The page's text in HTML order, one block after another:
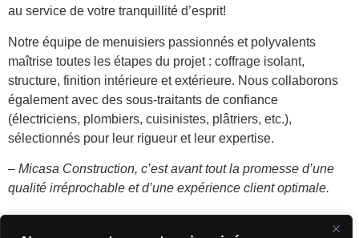
au service de votre tranquillité d’esprit!
Notre équipe de menuisiers passionnés et polyvalents
maîtrise toutes les étapes du projet : coffrage isolant,
structure, finition intérieure et extérieure. Nous collaborons
également avec des sous-traitants de confiance
(électriciens, plombiers, cuisinistes, plâtriers, etc.),
sélectionnés pour leur rigueur et leur expertise.
– Micasa Construction, c’est avant tout la promesse d’une
qualité irréprochable et d’une expérience client optimale.